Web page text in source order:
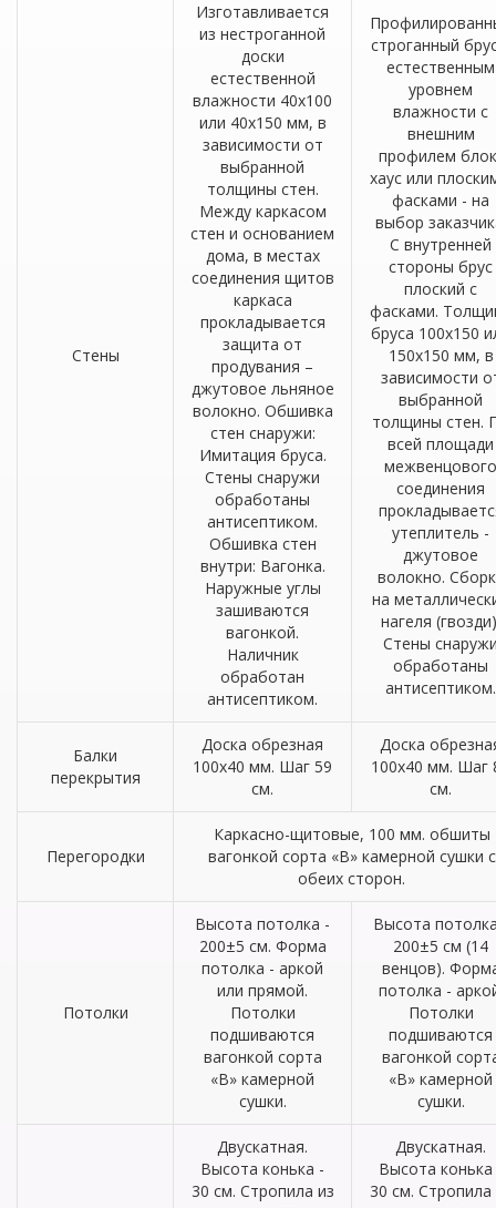
Стены
Изготавливается
из нестроганной
доски
естественной
влажности 40х100
или 40х150 мм, в
зависимости от
выбранной
толщины стен.
Между каркасом
стен и основанием
дома, в местах
соединения щитов
каркаса
прокладывается
защита от
продувания –
джутовое льняное
волокно. Обшивка
стен снаружи:
Имитация бруса.
Стены снаружи
обработаны
антисептиком.
Обшивка стен
внутри: Вагонка.
Наружные углы
зашиваются
вагонкой.
Наличник
обработан
антисептиком.
строганный
естественным
уровнем
влажности с
внешним
профилем
хаус или
фасками - на
выбор
С внутренней
стороны брус
плоский с
фасками.
бруса 100х150
150х150 мм, в
зависимости
выбранной
толщины стен.
всей площади
межвенцового
соединения
утеплитель -
джутовое
волокно.
на
нагеля
Стены
обработаны
антисептиком.
Балки
перекрытия
Доска обрезная
100х40 мм. Шаг 59
см.
Доска
100х40 мм. Шаг
см.
Перегородки
Каркасно-щитовые, 100 мм. обшиты
вагонкой сорта «В» камерной сушки с
обеих сторон.
Потолки
Высота потолка -
200±5 см. Форма
потолка - аркой
или прямой.
Потолки
подшиваются
вагонкой сорта
«В» камерной
сушки.
Высота
200±5 см (14
венцов).
потолка -
Потолки
подшиваются
вагонкой
«В» камерной
сушки.
Двускатная.
Высота конька -
30 см. Стропила из
Двускатная.
Высота
30 см. Стропила